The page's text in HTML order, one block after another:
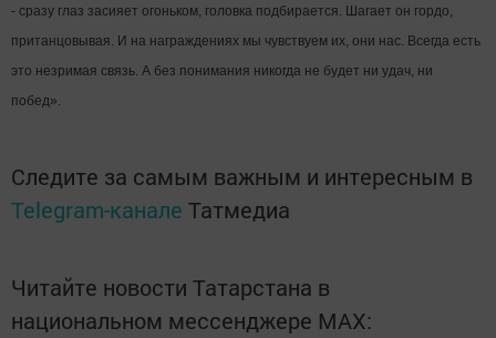
- сразу глаз засияет огоньком, головка подбирается. Шагает он гордо,
пританцовывая. И на награждениях мы чувствуем их, они нас. Всегда есть
это незримая связь. А без понимания никогда не будет ни удач, ни
побед».
Следите за самым важным и интересным в
Telegram-канале Татмедиа
Читайте новости Татарстана в
национальном мессенджере MАХ: